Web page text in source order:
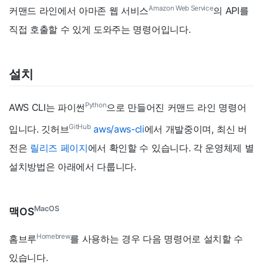
커맨드 라인에서 아마존 웹 서비스Amazon Web Service의 API를
직접 호출할 수 있게 도와주는 명령어입니다.
설치
AWS CLI는 파이썬 Python으로 만들어진 커맨드 라인 명령어
입니다. 깃허브GitHub aws/aws-cli에서 개발중이며, 최신 버
전은 릴리즈 페이지에서 확인할 수 있습니다. 각 운영체제 별
설치방법은 아래에서 다룹니다.
맥OSMacOS
홈브루Homebrew를 사용하는 경우 다음 명령어로 설치할 수
있습니다.